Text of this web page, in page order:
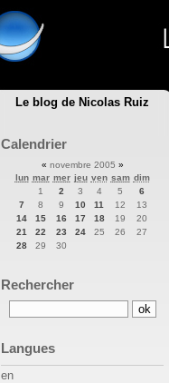
Le blog de Nicolas Ruiz
Calendrier
« novembre 2005 »
lun mar mer jeu ven sam dim
1
2 3 4 5
6
7
8 9 10 11 12
13
14
15 16 17 18 19
20
21
22 23 24 25 26
27
28
29 30
Rechercher
Langues
en